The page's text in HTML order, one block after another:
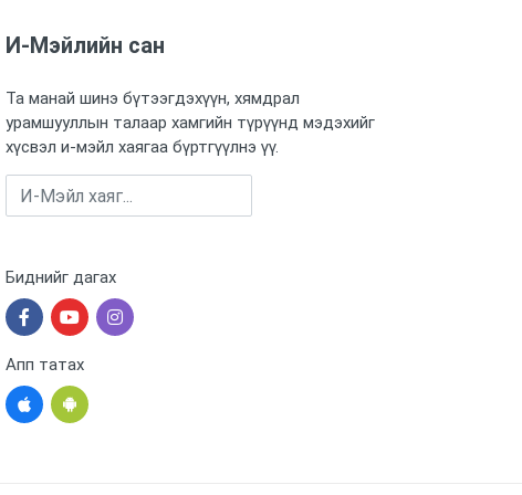
И-Мэйлийн сан
Та манай шинэ бүтээгдэхүүн, хямдрал
урамшууллын талаар хамгийн түрүүнд мэдэхийг
хүсвэл и-мэйл хаягаа бүртгүүлнэ үү.
Биднийг дагах
Апп татах